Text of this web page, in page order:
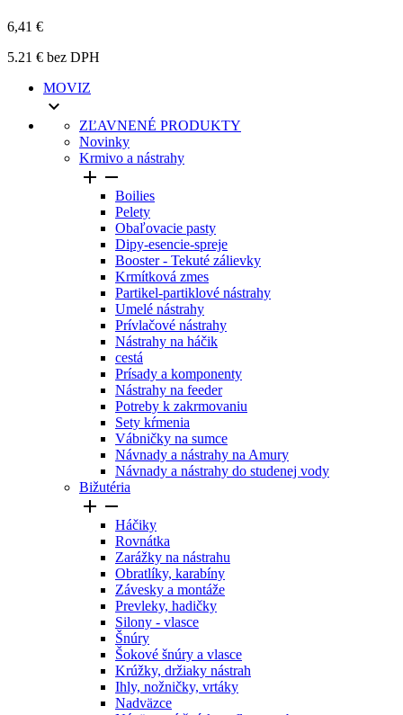
6,41 €
5.21 € bez DPH
MOVIZ

ZĽAVNENÉ PRODUKTY
Novinky
Krmivo a nástrahy
 
Boilies
Pelety
Obaľovacie pasty
Dipy-esencie-spreje
Booster - Tekuté zálievky
Krmítková zmes
Partikel-partiklové nástrahy
Umelé nástrahy
Prívlačové nástrahy
Nástrahy na háčik
cestá
Prísady a komponenty
Nástrahy na feeder
Potreby k zakrmovaniu
Sety kŕmenia
Vábničky na sumce
Návnady a nástrahy na Amury
Návnady a nástrahy do studenej vody
Bižutéria
 
Háčiky
Rovnátka
Zarážky na nástrahu
Obratlíky, karabíny
Závesky a montáže
Prevleky, hadičky
Silony - vlasce
Šnúry
Šokové šnúry a vlasce
Krúžky, držiaky nástrah
Ihly, nožničky, vrtáky
Nadväzce